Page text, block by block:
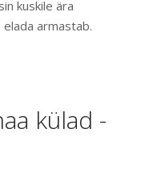
kuskile ära
armastab.
külad -